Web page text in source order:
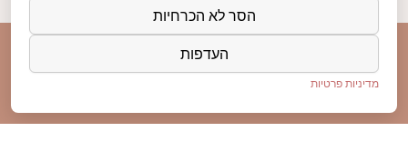
הסר לא הכרחיות
העדפות
מדיניות פרטיות